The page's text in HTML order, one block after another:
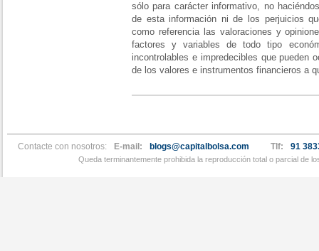
sólo para carácter informativo, no
de esta información ni de los perjuicios
como referencia las valoraciones y
factores y variables de todo tipo
incontrolables e impredecibles que pueden
de los valores e instrumentos financieros a
Contacte con nosotros: E-mail: blogs@capitalbolsa.com Tlf: 91
Queda terminantemente prohibida la reproducción total o parcial de